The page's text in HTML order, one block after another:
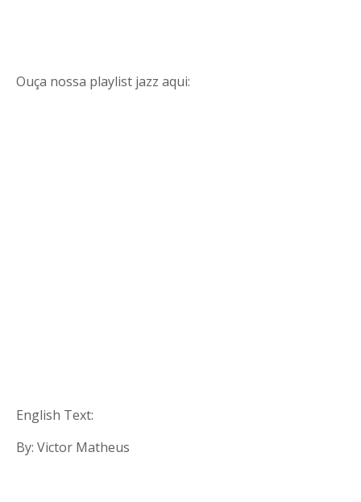
Ouça nossa playlist jazz aqui:
English Text:
By: Victor Matheus